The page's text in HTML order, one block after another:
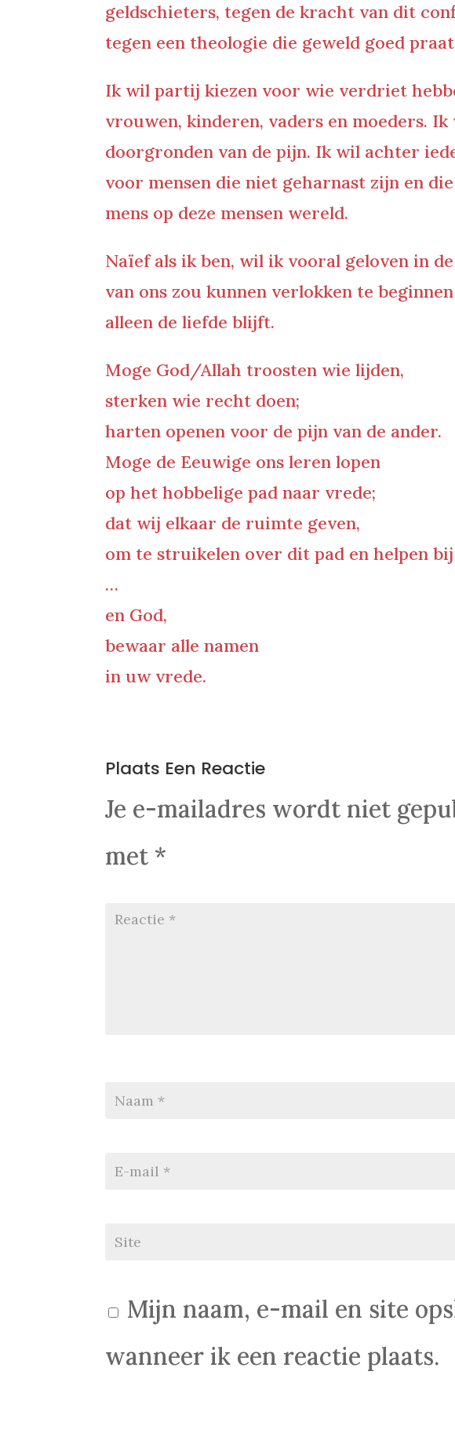
geldschieters, tegen de kracht van dit
tegen een theologie die geweld goed
Ik wil partij kiezen voor wie verdriet
vrouwen, kinderen, vaders en moeders.
doorgronden van de pijn. Ik wil achter
voor mensen die niet geharnast zijn en
mens op deze mensen wereld.
Naïef als ik ben, wil ik vooral geloven in
van ons zou kunnen verlokken te
alleen de liefde blijft.
Moge God/Allah troosten wie lijden,
sterken wie recht doen;
harten openen voor de pijn van de ander.
Moge de Eeuwige ons leren lopen
op het hobbelige pad naar vrede;
dat wij elkaar de ruimte geven,
om te struikelen over dit pad en helpen
…
en God,
bewaar alle namen
in uw vrede.
Plaats Een Reactie
Je e-mailadres wordt niet
met *
Mijn naam, e-mail en site
wanneer ik een reactie plaats.